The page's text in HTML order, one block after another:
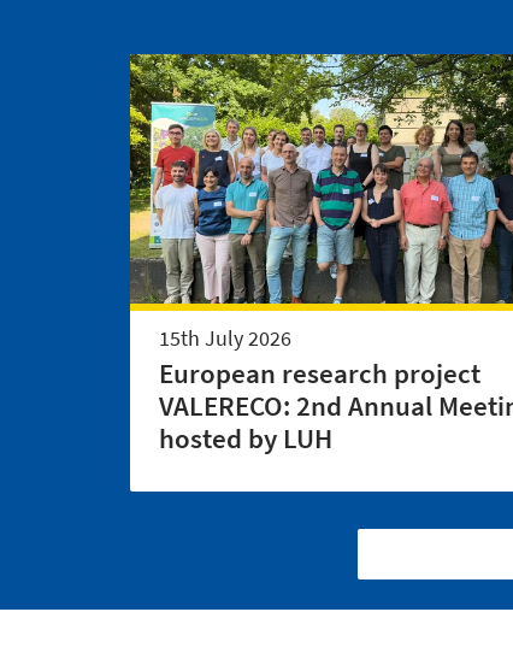
15th July 2026
European research project
VALERECO: 2nd Annual
hosted by LUH